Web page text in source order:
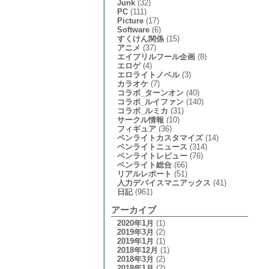
Junk(32)
PC(111)
Picture(17)
Software(6)
すくけん関係(15)
アニメ (37)
エイプリルフール企画(8)
エロゲ(4)
エロライトノベル(3)
カラオケ(7)
コラボ_ターンオン(40)
コラボ_ルイファン(140)
コラボ_ルミカ (31)
サークル情報 (10)
フィギュア(36)
ペンライトカスタマイズ(14)
ペンライトニュース (314)
ペンライトレビュー(76)
ペンライト総合(66)
リアルレポート (51)
入力デバイスマニアックス (41)
日記(961)
アーカイブ
2020年1月 (1)
2019年3月 (2)
2019年1月 (1)
2018年12月 (1)
2018年3月 (2)